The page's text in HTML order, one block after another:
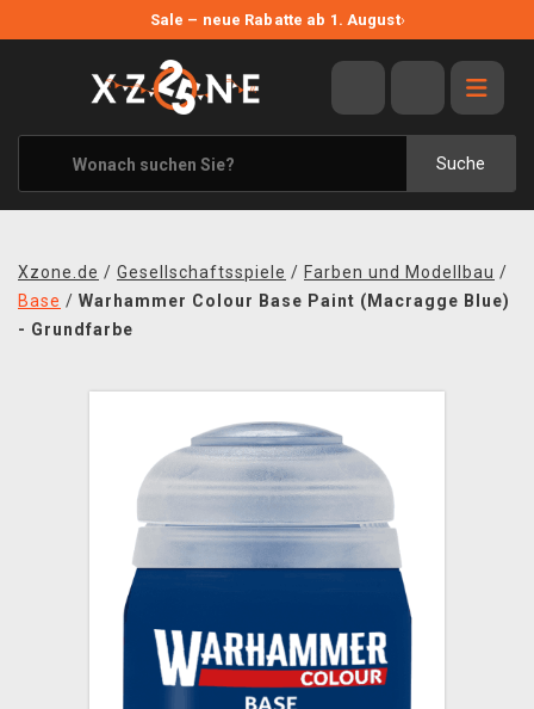
Sale – neue Rabatte ab 1. August›
Suche
ANGEBOTE
ALLE MARKEN
XZONE ORIGINALS
KLEIDUNG & ACCESSOIRES
BÜCHER & COMICS
XZONE CLUB
Xzone.de / Gesellschaftsspiele / Farben und Modellbau /
Base / Warhammer Colour Base Paint (Macragge Blue)
- Grundfarbe